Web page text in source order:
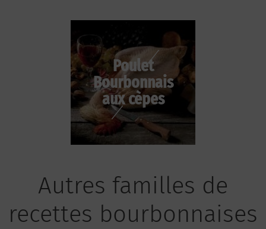
Poulet
Bourbonnais
aux cèpes
Autres familles de
recettes bourbonnaises